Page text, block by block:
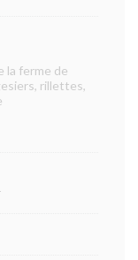
la ferme de
rillettes,